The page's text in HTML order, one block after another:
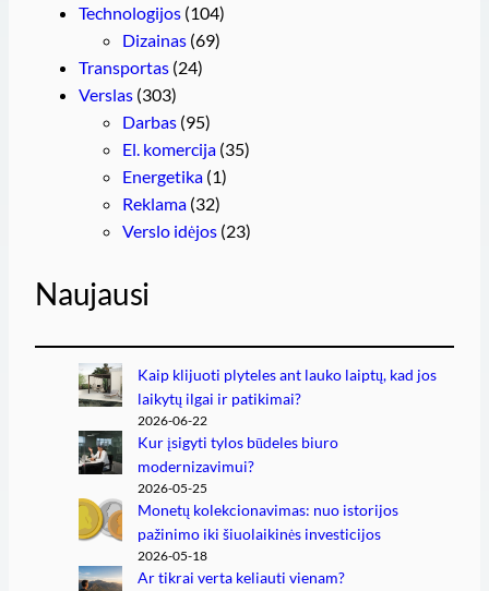
Technologijos (104)
Dizainas (69)
Transportas (24)
Verslas (303)
Darbas (95)
El. komercija (35)
Energetika (1)
Reklama (32)
Verslo idėjos (23)
Naujausi
Kaip klijuoti plyteles ant lauko laiptų, kad jos
laikytų ilgai ir patikimai?
2026-06-22
Kur įsigyti tylos būdeles biuro
modernizavimui?
2026-05-25
Monetų kolekcionavimas: nuo istorijos
pažinimo iki šiuolaikinės investicijos
2026-05-18
Ar tikrai verta keliauti vienam?